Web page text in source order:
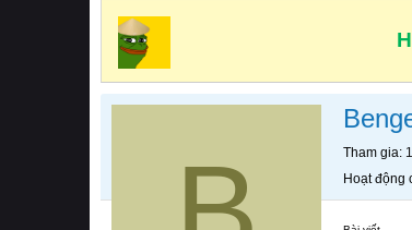
Tham gia
Hoạt động